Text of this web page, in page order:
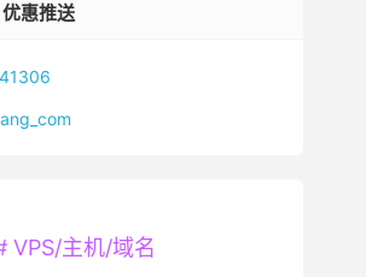
惠推送
VPS/主机/域名